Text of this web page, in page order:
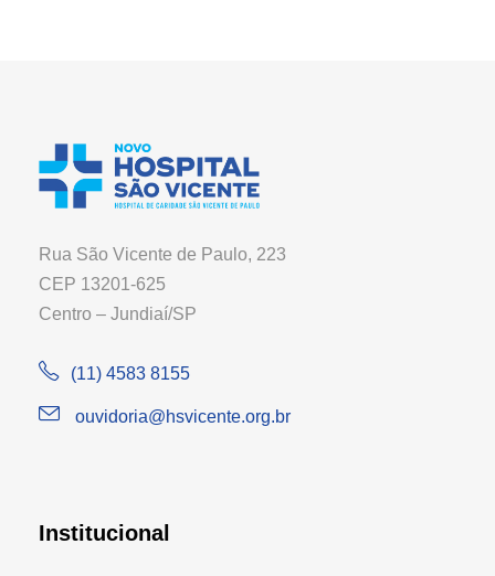
Rua São Vicente de Paulo, 223
CEP 13201-625
Centro – Jundiaí/SP
(11) 4583 8155
ouvidoria@hsvicente.org.br
Institucional